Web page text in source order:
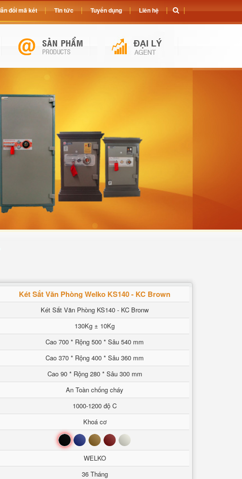
Két Sắt Văn Phòng Welko KS140 - KC Brown
Két Sắt Văn Phòng KS140 - KC Bronw
130Kg ± 10Kg
Cao 700 * Rộng 500 * Sâu 540 mm
Cao 370 * Rộng 400 * Sâu 360 mm
Cao 90 * Rộng 280 * Sâu 300 mm
An Toàn chống cháy
1000-1200 độ C
Khoá cơ
Đen Xanh Nâu Đỏ Trắng
WELKO
36 Tháng
đổi mã két Tin tức Tuyển dụng Liên hệ